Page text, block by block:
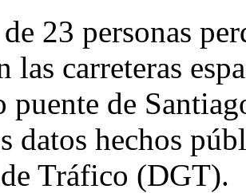
23 personas
las carreteras
de
datos hechos
Tráfico (DGT).